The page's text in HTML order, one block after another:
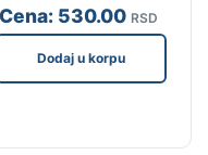
Cena: 530.00 RSD
Dodaj u korpu